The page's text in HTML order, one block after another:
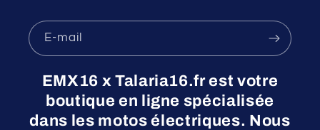
E-mail
EMX16 x Talaria16.fr est votre
boutique en ligne spécialisée
dans les motos électriques. Nous